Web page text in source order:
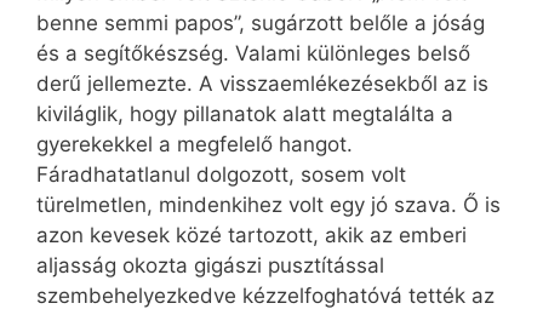
benne semmi papos”, sugárzott belőle a jóság
és a segítőkészség. Valami különleges belső
derű jellemezte. A visszaemlékezésekből az is
kiviláglik, hogy pillanatok alatt megtalálta a
gyerekekkel a megfelelő hangot.
Fáradhatatlanul dolgozott, sosem volt
türelmetlen, mindenkihez volt egy jó szava. Ő is
azon kevesek közé tartozott, akik az emberi
aljasság okozta gigászi pusztítással
szembehelyezkedve kézzelfoghatóvá tették az